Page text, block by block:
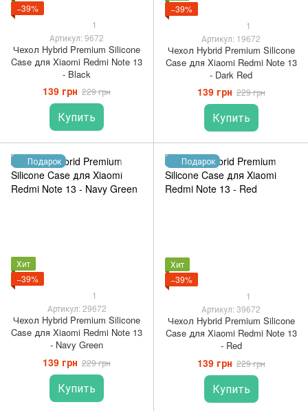
−39%
1
Артикул: 9672
Чехол Hybrid Premium Silicone
Case для Xiaomi Redmi Note 13
- Black
139 грн 229 грн
Купить
−39%
1
Артикул: 19672
Чехол Hybrid Premium Silicone
Case для Xiaomi Redmi Note 13
- Dark Red
139 грн 229 грн
Купить
Подарок
Хит
−39%
1
Артикул: 29672
Чехол Hybrid Premium Silicone
Case для Xiaomi Redmi Note 13
- Navy Green
139 грн 229 грн
Купить
Подарок
Хит
−39%
1
Артикул: 39672
Чехол Hybrid Premium Silicone
Case для Xiaomi Redmi Note 13
- Red
139 грн 229 грн
Купить